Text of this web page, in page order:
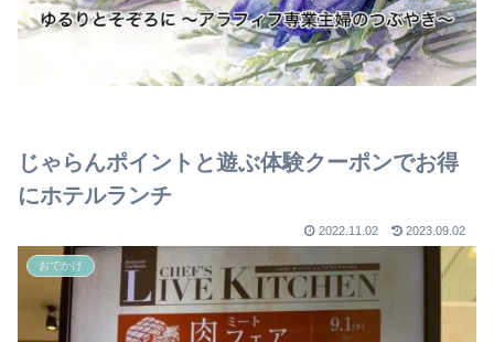
じゃらんポイントと遊ぶ体験クーポンでお得
にホテルランチ
2022.11.02 2023.09.02
おでかけ